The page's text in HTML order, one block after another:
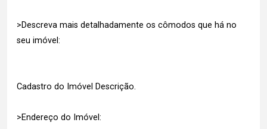
>Descreva mais detalhadamente os cômodos que há no
seu imóvel:
Cadastro do Imóvel Descrição.
>Endereço do Imóvel: